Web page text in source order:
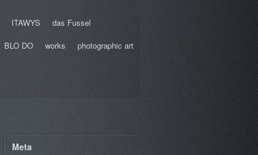
ITAWYS
das Fussel
BLO DO works
photographic art
Meta